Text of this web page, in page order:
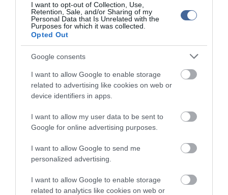
I want to opt-out of Collection, Use,
Retention, Sale, and/or Sharing of my
Personal Data that Is Unrelated with the
Purposes for which it was collected.
Opted Out
Google consents
I want to allow Google to enable storage
related to advertising like cookies on web or
device identifiers in apps.
I want to allow my user data to be sent to
Google for online advertising purposes.
I want to allow Google to send me
personalized advertising.
I want to allow Google to enable storage
related to analytics like cookies on web or
Figyelem! A cikkhez hozzáfűzött hozzászólások nem a
kommenteket nem tudja befolyásolni - azok az olvasók személyes véleményét
tartalmazzák.